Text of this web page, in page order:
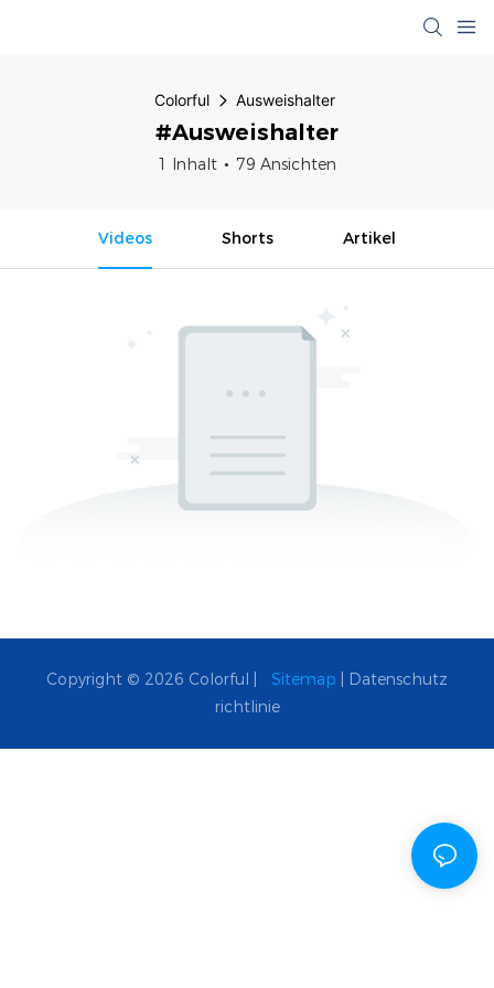
Colorful Ausweishalter
#Ausweishalter
1 Inhalt 79 Ansichten
Videos Shorts Artikel
Copyright © 2026 Colorful | Sitemap
Datenschutz
richtlinie